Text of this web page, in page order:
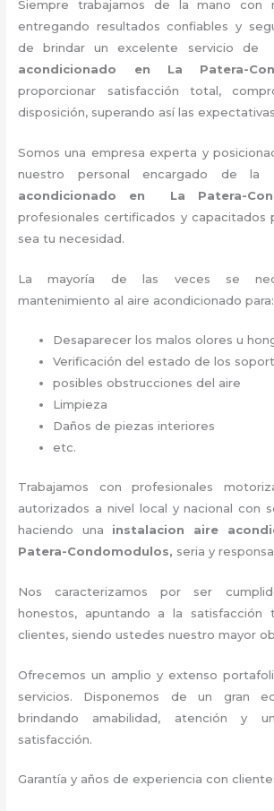
Siempre trabajamos de la mano con
entregando resultados confiables y
de brindar un excelente servicio de
acondicionado en La Patera-
proporcionar satisfacción total,
disposición, superando así las
Somos una empresa experta y
nuestro personal encargado de la
acondicionado en La Patera-
profesionales certificados y capacitados
sea tu necesidad.
La mayoría de las veces se
mantenimiento al aire acondicionado para:
Desaparecer los malos olores u
Verificación del estado de los
posibles obstrucciones del aire
Limpieza
Daños de piezas interiores
etc.
Trabajamos con profesionales
autorizados a nivel local y nacional con
haciendo una instalacion aire
Patera-Condomodulos, seria y
Nos caracterizamos por ser
honestos, apuntando a la satisfacción
clientes, siendo ustedes nuestro mayor
Ofrecemos un amplio y extenso
servicios. Disponemos de un gran
brindando amabilidad, atención y
satisfacción.
Garantía y años de experiencia con